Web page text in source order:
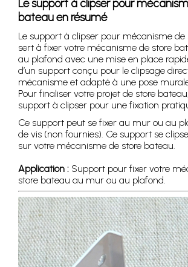
Le support à clipser pour
bateau en résumé
Le support à clipser pour mécanisme de
sert à fixer votre mécanisme de store
au plafond avec une mise en place
d’un support conçu pour le clipsage
mécanisme et adapté à une pose
Pour finaliser votre projet de store
support à clipser pour une fixation
Ce support peut se fixer au mur ou au
de vis (non fournies). Ce support se
sur votre mécanisme de store bateau.
Application : Support pour fixer votre
store bateau au mur ou au plafond.